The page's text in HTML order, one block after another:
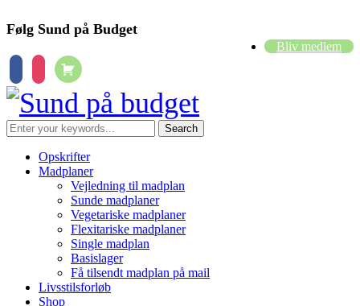
Følg Sund på Budget
facebookinstagram
cart
Bliv medlem
Opskrifter
Madplaner
Vejledning til madplan
Sunde madplaner
Vegetariske madplaner
Flexitariske madplaner
Single madplan
Basislager
Få tilsendt madplan på mail
Livsstilsforløb
Shop